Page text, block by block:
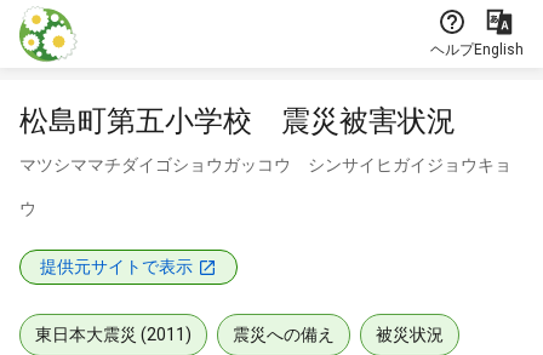
本文に飛ぶ
ヘルプEnglish
松島町第五小学校 震災被害状況
マツシママチダイゴショウガッコウ シンサイヒガイジョウキョ
ウ
提供元サイトで表示
東日本大震災 (2011) 震災への備え 被災状況